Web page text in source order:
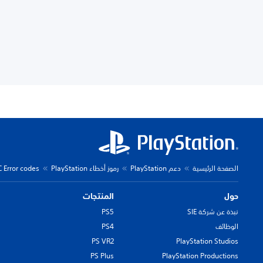
الصفحة الرئيسية دعم PlayStation رموز أخطاء PlayStation Error codes
حول
نبذة عن شركة SIE
الوظائف
PlayStation Studios
PlayStation Productions
المنتجات
PS5
PS4
PS VR2
PS Plus